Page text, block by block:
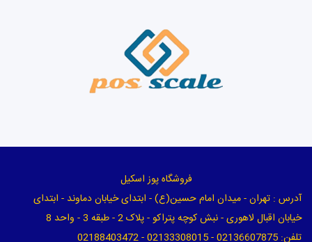
فروشگاه پوز اسکیل
آدرس : تهران - میدان امام حسین(ع) - ابتدای خیابان دماوند - ابتدای
خیابان اقبال لاهوری - نبش کوچه پتراکو - پلاک 2 - طبقه 3 - واحد 8
تلفن: 02136607875 - 02133308015 - 02188403472